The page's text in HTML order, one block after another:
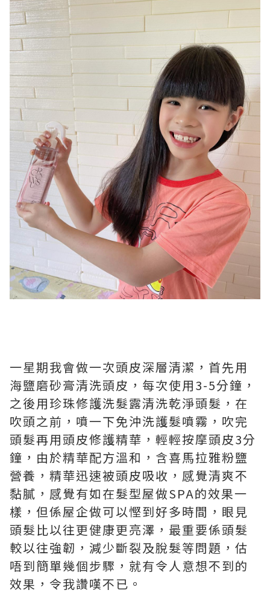
一星期我會做一次頭皮深層清潔，首先用
海鹽磨砂膏清洗頭皮，每次使用3-5分鐘，
之後用珍珠修護洗髮露清洗乾淨頭髮，在
吹頭之前，噴一下免沖洗護髮噴霧，吹完
頭髮再用頭皮修護精華，輕輕按摩頭皮3分
鐘，由於精華配方溫和，含喜馬拉雅粉鹽
營養，精華迅速被頭皮吸收，感覺清爽不
黏膩，感覺有如在髮型屋做SPA的效果一
樣，但係屋企做可以慳到好多時間，眼見
頭髮比以往更健康更亮澤，最重要係頭髮
較以往強韌，減少斷裂及脫髮等問題，估
唔到簡單幾個步驟，就有令人意想不到的
效果，令我讚嘆不已。